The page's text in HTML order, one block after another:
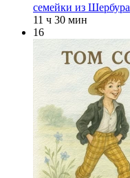
семейки из Шербура
11 ч 30 мин
16